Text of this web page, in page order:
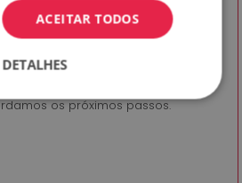
com o cliente, com o
e o nosso método de trabalho.
os próximos passos.
ACEITAR TODOS